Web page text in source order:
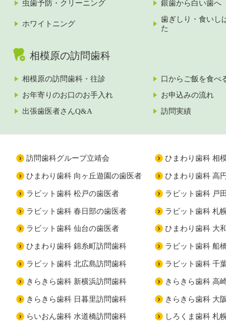
虫歯予防・クリーニング 銀歯から白い歯へ
ホワイトニング
歯ぎしり・食いし
た
相模原の訪問歯科
相模原の訪問歯科・往診
口からご飯を食べ
お年寄りのお口のお手入れ
お申込みの流れ
出張歯医者さんQ&A
訪問実績
訪問歯科グループ立靖会 ひまわり歯科 相
ひまわり歯科 向ヶ丘遊園の歯医者 ひまわり歯科 高
ラビット歯科 松戸の歯医者 ラビット歯科 戸
ラビット歯科 春日部の歯医者 ラビット歯科 札
ラビット歯科 仙台の歯医者 ひまわり歯科 大
ひまわり歯科 錦糸町訪問歯科 ラビット歯科 船
ラビット歯科 北広島訪問歯科 ラビット歯科 千
きらきら歯科 新横浜訪問歯科 きらきら歯科 高
きらきら歯科 日暮里訪問歯科 きらきら歯科 大
らいおん歯科 水道橋訪問歯科 しろくま歯科 札